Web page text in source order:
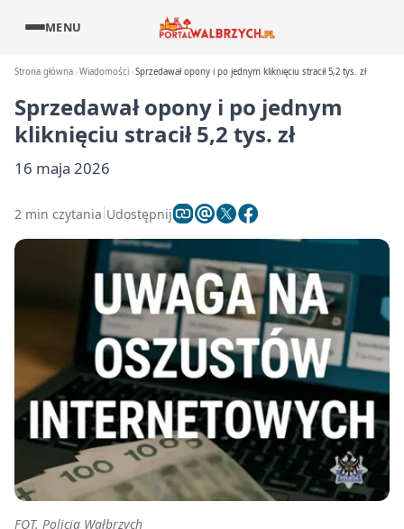
MENU
Strona główna Wiadomości Sprzedawał opony i po jednym kliknięciu stracił 5,2 tys. zł
Sprzedawał opony i po jednym
kliknięciu stracił 5,2 tys. zł
16 maja 2026
2 min czytania Udostępnij
FOT. Policja Wałbrzych